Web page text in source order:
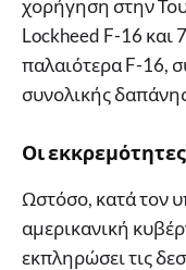
χορήγηση στην
Lockheed F-16 και
παλαιότερα F-16,
συνολικής
Οι εκκρεμότητες
Ωστόσο, κατά τον
αμερικανική
εκπληρώσει τις